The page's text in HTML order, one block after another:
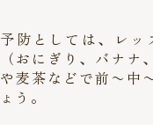
予防としては、レ
（おにぎり、バナ
や麦茶などで前〜中
ょう。